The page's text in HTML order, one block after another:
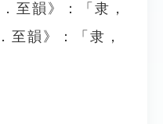
至韻》：「隶，
至韻》：「隶，